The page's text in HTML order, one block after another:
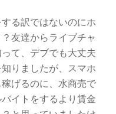
る訳ではないのにホ
友達からライブチャ
て、デブでも大丈夫
りましたが、スマホ
げるのに、水商売で
イトをするより賃金